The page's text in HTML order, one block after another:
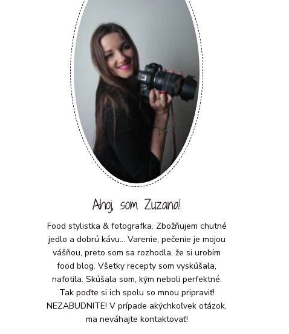
Ahoj, som Zuzana!
Food stylistka & fotografka. Zbožňujem chutné
jedlo a dobrú kávu... Varenie, pečenie je mojou
vášňou, preto som sa rozhodla, že si urobím
food blog. Všetky recepty som vyskúšala,
nafotila. Skúšala som, kým neboli perfektné.
Tak poďte si ich spolu so mnou pripraviť!
NEZABUDNITE! V prípade akýchkoľvek otázok,
ma neváhajte kontaktovať!